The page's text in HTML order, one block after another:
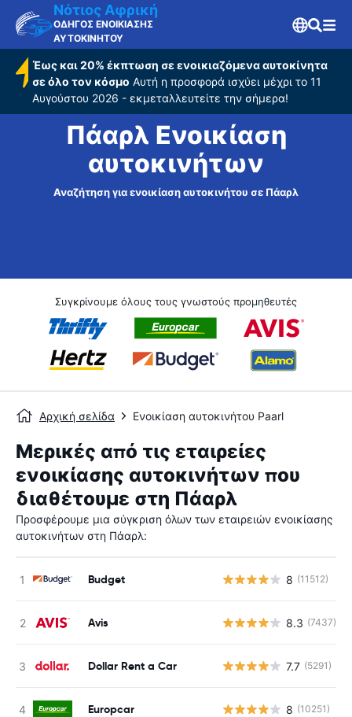
Νότιος Αφρική
ΟΔΗΓΟΣ ΕΝΟΙΚΙΑΣΗΣ
ΑΥΤΟΚΙΝΗΤΟΥ
Έως και 20% έκπτωση σε ενοικιαζόμενα αυτοκίνητα
σε όλο τον κόσμο Αυτή η προσφορά ισχύει μέχρι το 11
Αυγούστου 2026 - εκμεταλλευτείτε την σήμερα!
Πάαρλ Ενοικίαση
αυτοκινήτων
Αναζήτηση για ενοικίαση αυτοκινήτου σε Πάαρλ
Συγκρίνουμε όλους τους γνωστούς προμηθευτές
Αρχική σελίδα Ενοικίαση αυτοκινήτου Paarl
Μερικές από τις εταιρείες
ενοικίασης αυτοκινήτων που
διαθέτουμε στη Πάαρλ
Προσφέρουμε μια σύγκριση όλων των εταιρειών ενοικίασης
αυτοκινήτων στη Πάαρλ:
Budget 8 (11512)
Avis 8.3 (7437)
Dollar Rent a Car 7.7 (5291)
Europcar 8 (10251)